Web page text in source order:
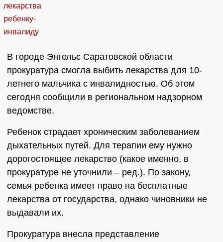
В городе Энгельс Саратовской области
прокуратура смогла выбить лекарства для 10-
летнего мальчика с инвалидностью. Об этом
сегодня сообщили в региональном надзорном
ведомстве.
Ребенок страдает хроническим заболеванием
дыхательных путей. Для терапии ему нужно
дорогостоящее лекарство (какое именно, в
прокуратуре не уточнили – ред.). По закону,
семья ребенка имеет право на бесплатные
лекарства от государства, однако чиновники не
выдавали их.
Прокуратура внесла представление